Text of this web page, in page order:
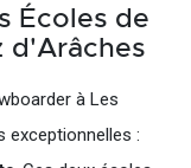
Écoles de
d'Arâches
à Les
exceptionnelles :